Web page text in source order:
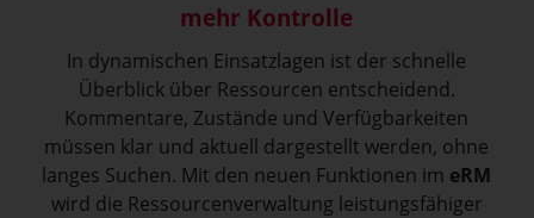
mehr Kontrolle
In dynamischen Einsatzlagen ist der schnelle
Überblick über Ressourcen entscheidend.
Kommentare, Zustände und Verfügbarkeiten
müssen klar und aktuell dargestellt werden, ohne
langes Suchen. Mit den neuen Funktionen im eRM
wird die Ressourcenverwaltung leistungsfähiger